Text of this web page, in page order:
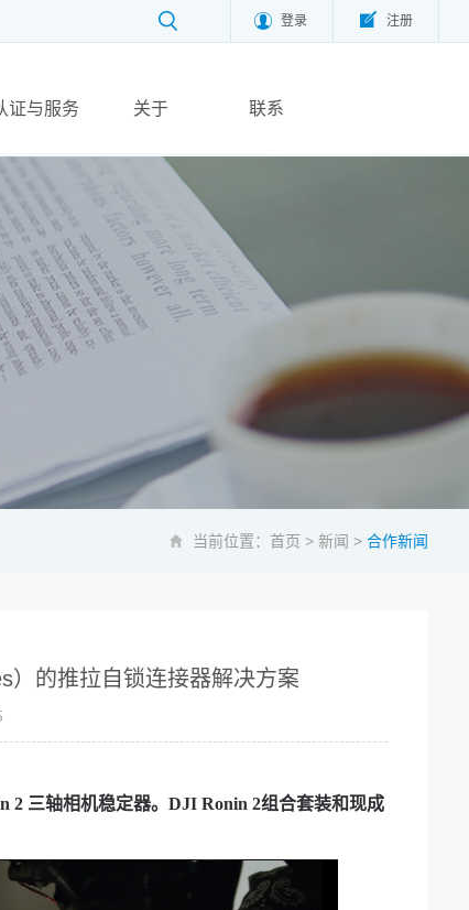
登录 注册
证与服务 关于 联系
当前位置： 首页 > 新闻 > 合作新闻
）的推拉自锁连接器解决方案
三轴相机稳定器。 DJI Ronin 2组合套装和现成